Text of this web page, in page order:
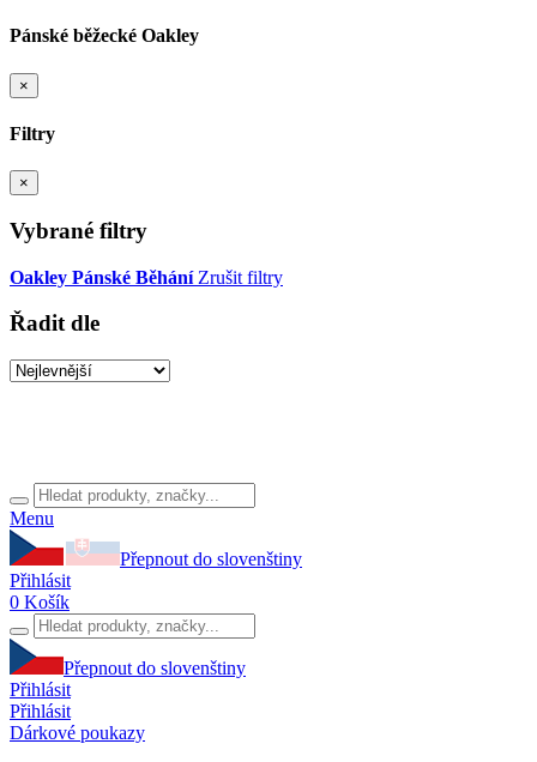
Pánské běžecké Oakley
×
Filtry
×
Vybrané filtry
Oakley Pánské Běhání Zrušit filtry
Řadit dle
Menu
Přepnout do slovenštiny
Přihlásit
0 Košík
Přepnout do slovenštiny
Přihlásit
Přihlásit
Dárkové poukazy